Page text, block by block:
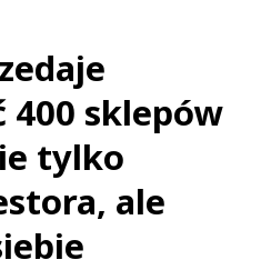
400 sklepów
tylko
ale